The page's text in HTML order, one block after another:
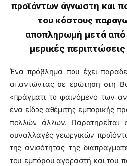
προϊόντων άγνωστη και
του κόστους
αποπληρωμή μετά από
μερικές περιπτώσεις
Ένα πρόβλημα που έχει
απαντώντας σε ερώτηση στη
«πράγματι το φαινόμενο των
ένα είδος αθέμιτης εμπορικής
πολλών άλλων. Παρατηρείται
συναλλαγές γεωργικών
της ανισότητας της
του εμπόρου αγοραστή και του